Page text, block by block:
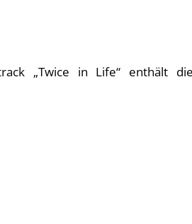
„Twice in Life“ enthält